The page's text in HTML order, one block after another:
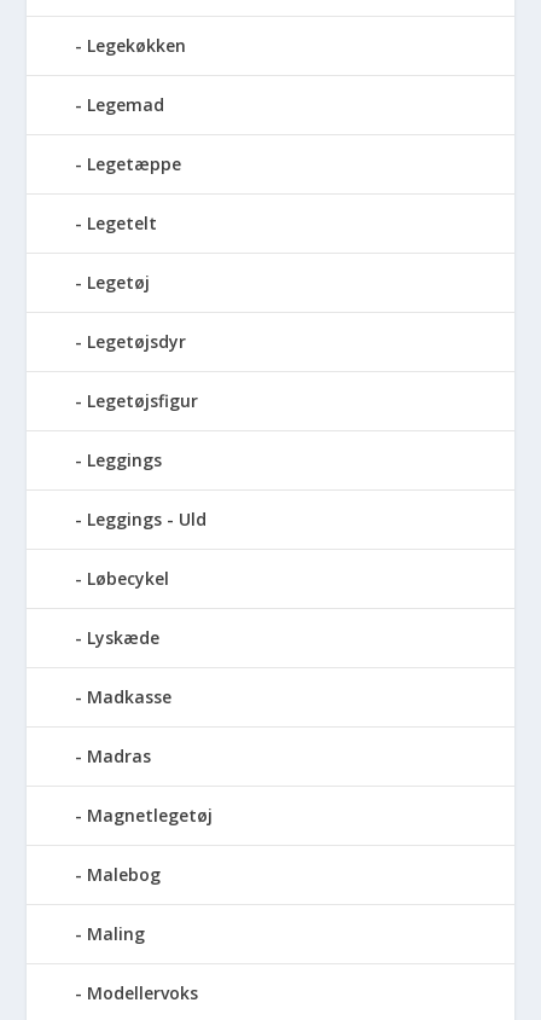
Legekøkken
Legemad
Legetæppe
Legetelt
Legetøj
Legetøjsdyr
Legetøjsfigur
Leggings
Leggings - Uld
Løbecykel
Lyskæde
Madkasse
Madras
Magnetlegetøj
Malebog
Maling
Modellervoks